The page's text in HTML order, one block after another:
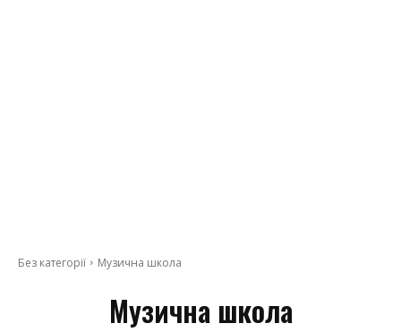
Без категорії Музична школа
Музична школа